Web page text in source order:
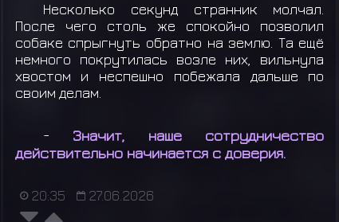
Несколько секунд странник молчал.
После чего столь же спокойно позволил
собаке спрыгнуть обратно на землю. Та ещё
немного покрутилась возле них, вильнула
хвостом и неспешно побежала дальше по
своим делам.
- Значит, наше сотрудничество
действительно начинается с доверия.
20:35 27.06.2026